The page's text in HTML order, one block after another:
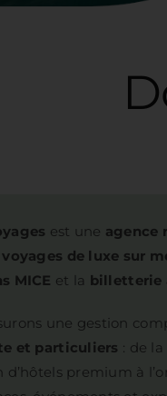
est une agence
voyages de luxe sur
MICE et la billetterie
une gestion
et particuliers : de
d’hôtels premium à